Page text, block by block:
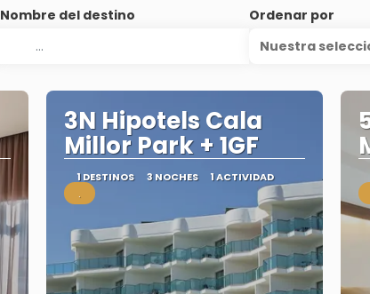
Nombre del destino
Ordenar por
Nuestra
3N Hipotels Cala
Millor Park + 1GF
1 DESTINOS 3 NOCHES 1 ACTIVIDAD
.